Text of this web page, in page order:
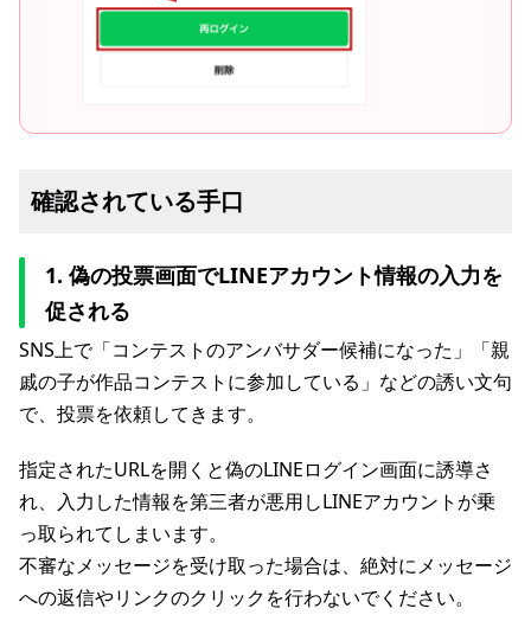
確認されている手口
1. 偽の投票画面でLINEアカウント情報の入力を
促される
SNS上で「コンテストのアンバサダー候補になった」「親
戚の子が作品コンテストに参加している」などの誘い文句
で、投票を依頼してきます。
指定されたURLを開くと偽のLINEログイン画面に誘導さ
れ、入力した情報を第三者が悪用しLINEアカウントが乗
っ取られてしまいます。
不審なメッセージを受け取った場合は、絶対にメッセージ
への返信やリンクのクリックを行わないでください。